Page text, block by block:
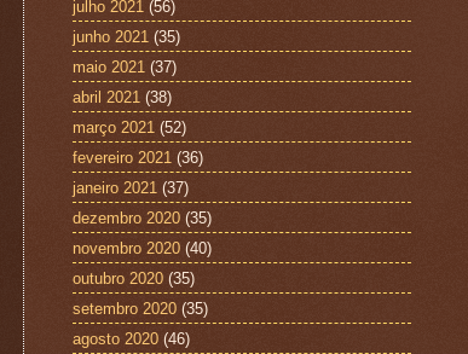
julho 2021 (56)
junho 2021 (35)
maio 2021 (37)
abril 2021 (38)
março 2021 (52)
fevereiro 2021 (36)
janeiro 2021 (37)
dezembro 2020 (35)
novembro 2020 (40)
outubro 2020 (35)
setembro 2020 (35)
agosto 2020 (46)